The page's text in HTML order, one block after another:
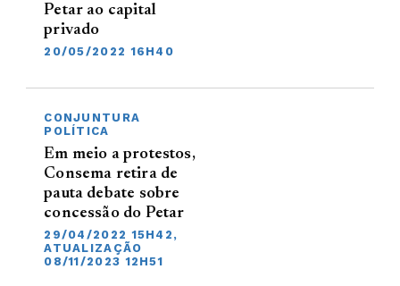
Petar ao capital
privado
20/05/2022 16H40
CONJUNTURA
POLÍTICA
Em meio a protestos,
Consema retira de
pauta debate sobre
concessão do Petar
29/04/2022 15H42,
ATUALIZAÇÃO
08/11/2023 12H51